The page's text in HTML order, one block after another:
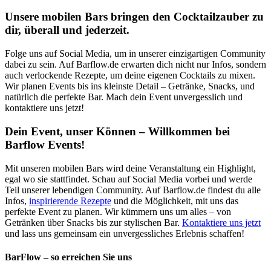
Unsere mobilen Bars bringen den Cocktailzauber zu
dir, überall und jederzeit.
Folge uns auf Social Media, um in unserer einzigartigen Community
dabei zu sein. Auf Barflow.de erwarten dich nicht nur Infos, sondern
auch verlockende Rezepte, um deine eigenen Cocktails zu mixen.
Wir planen Events bis ins kleinste Detail – Getränke, Snacks, und
natürlich die perfekte Bar. Mach dein Event unvergesslich und
kontaktiere uns jetzt!
Dein Event, unser Können – Willkommen bei
Barflow Events!
Mit unseren mobilen Bars wird deine Veranstaltung ein Highlight,
egal wo sie stattfindet. Schau auf Social Media vorbei und werde
Teil unserer lebendigen Community. Auf Barflow.de findest du alle
Infos, inspirierende Rezepte und die Möglichkeit, mit uns das
perfekte Event zu planen. Wir kümmern uns um alles – von
Getränken über Snacks bis zur stylischen Bar. Kontaktiere uns jetzt
und lass uns gemeinsam ein unvergessliches Erlebnis schaffen!
BarFlow – so erreichen Sie uns